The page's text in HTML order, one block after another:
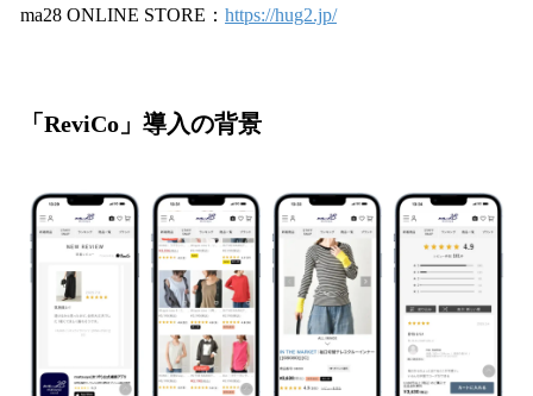
ma28 ONLINE STORE： https://hug2.jp/
「ReviCo」導入の背景